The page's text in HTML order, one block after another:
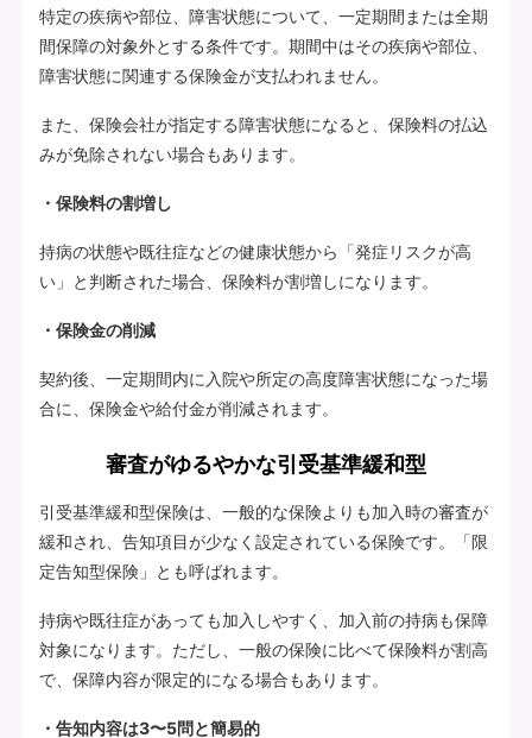
特定の疾病や部位、障害状態について、一定期間または全期
間保障の対象外とする条件です。期間中はその疾病や部位、
障害状態に関連する保険金が支払われません。
また、保険会社が指定する障害状態になると、保険料の払込
みが免除されない場合もあります。
・保険料の割増し
持病の状態や既往症などの健康状態から「発症リスクが高
い」と判断された場合、保険料が割増しになります。
・保険金の削減
契約後、一定期間内に入院や所定の高度障害状態になった場
合に、保険金や給付金が削減されます。
審査がゆるやかな引受基準緩和型
引受基準緩和型保険は、一般的な保険よりも加入時の審査が
緩和され、告知項目が少なく設定されている保険です。「限
定告知型保険」とも呼ばれます。
持病や既往症があっても加入しやすく、加入前の持病も保障
対象になります。ただし、一般の保険に比べて保険料が割高
で、保障内容が限定的になる場合もあります。
・告知内容は3〜5問と簡易的